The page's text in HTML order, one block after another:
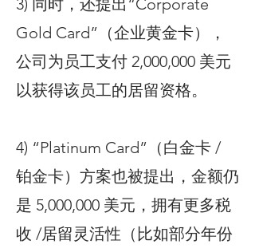
3) 同时，还提出“Corporate
Gold Card”（企业黄金卡），
公司为员工支付 2,000,000 美元
以获得该员工的居留资格。
4) “Platinum Card”（白金卡 /
铂金卡）方案也被提出，金额仍
是 5,000,000 美元，拥有更多税
收 /居留灵活性（比如部分年份